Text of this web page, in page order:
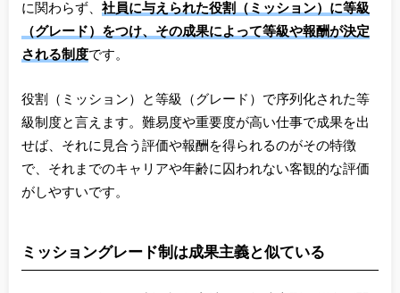
に関わらず、 社員に与えられた役割（ミッション）に等級
（グレード）をつけ、その成果によって等級や報酬が決定
される制度です。
役割（ミッション）と等級（グレード）で序列化された等
級制度と言えます。難易度や重要度が高い仕事で成果を出
せば、それに見合う評価や報酬を得られるのがその特徴
で、それまでのキャリアや年齢に囚われない客観的な評価
がしやすいです。
ミッショングレード制は成果主義と似ている